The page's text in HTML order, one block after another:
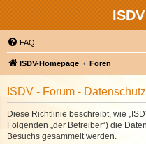
FAQ
ISDV-Homepage Foren
ISDV - Forum -
Diese Richtlinie beschreibt, wie
Folgenden „der Betreiber“) die
Besuchs gesammelt werden.